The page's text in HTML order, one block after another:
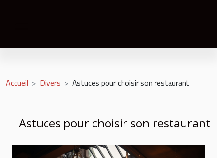
Accueil Divers Astuces pour choisir son restaurant
Astuces pour choisir son restaurant